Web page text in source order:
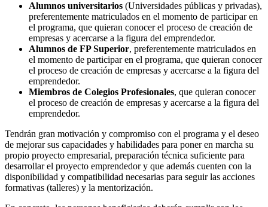
Alumnos universitarios (Universidades públicas y privadas),
preferentemente matriculados en el momento de participar en
el programa, que quieran conocer el proceso de creación de
empresas y acercarse a la figura del emprendedor.
Alumnos de FP Superior, preferentemente matriculados en
el momento de participar en el programa, que quieran conocer
el proceso de creación de empresas y acercarse a la figura del
emprendedor.
Miembros de Colegios Profesionales, que quieran conocer
el proceso de creación de empresas y acercarse a la figura del
emprendedor.
Tendrán gran motivación y compromiso con el programa y el deseo
de mejorar sus capacidades y habilidades para poner en marcha su
propio proyecto empresarial, preparación técnica suficiente para
desarrollar el proyecto emprendedor y que además cuenten con la
disponibilidad y compatibilidad necesarias para seguir las acciones
formativas (talleres) y la mentorización.